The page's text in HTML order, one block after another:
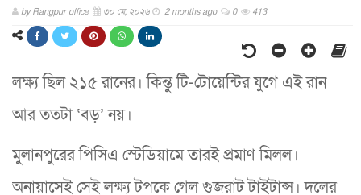
byRangpur office ৩০ মে, ২০২৬ 2 months ago 0 413
লক্ষ্য ছিল ২১৫ রানের। কিন্তু টি-টোয়েন্টির যুগে এই রান
আর ততটা ‘বড়’ নয়।
মুলানপুরের পিসিএ স্টেডিয়ামে তারই প্রমাণ মিলল।
অনায়াসেই সেই লক্ষ্য টপকে গেল গুজরাট টাইটান্স। দলের